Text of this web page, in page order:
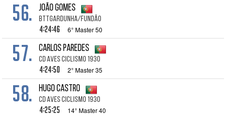
56. João Gomes
BTTGARDUNHA/FUNDÃO
4:24:46 6° Master 50
57. Carlos Paredes
Cd Aves Ciclismo 1930
4:24:50 2° Master 35
58. Hugo Castro
Cd Aves Ciclismo 1930
4:25:25 14° Master 40